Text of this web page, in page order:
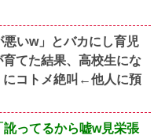
いw」とバカにし育児
てた結果、高校生にな
にコトメ絶叫←他人に預
ってるから嘘w見栄張